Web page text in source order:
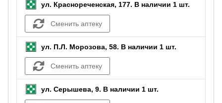
ул. Краснореченская, 177. В наличии 1 шт.
Сменить аптеку
ул. П.Л. Морозова, 58. В наличии 1 шт.
Сменить аптеку
ул. Серышева, 9. В наличии 1 шт.